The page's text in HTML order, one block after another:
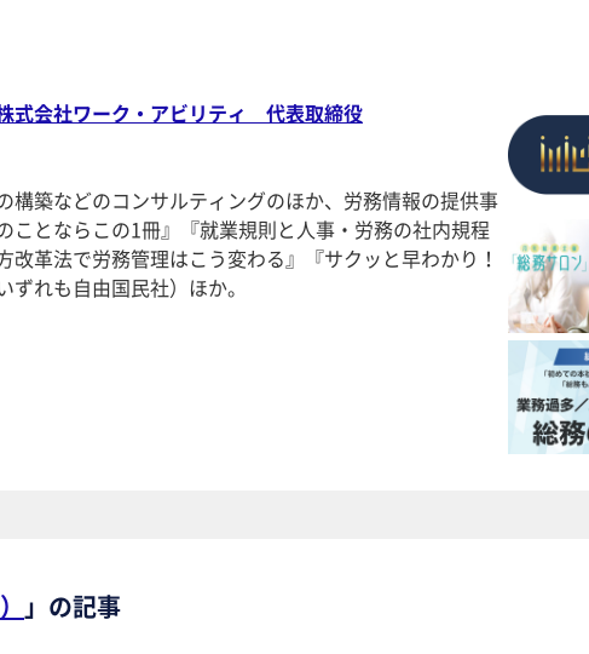
式会社ワーク・アビリティ 代表取締役
構築などのコンサルティングのほか、労務情報の提供事
ことならこの1冊』『就業規則と人事・労務の社内規程
革法で労務管理はこう変わる』『サクッと早わかり！
れも自由国民社）ほか。
」の記事